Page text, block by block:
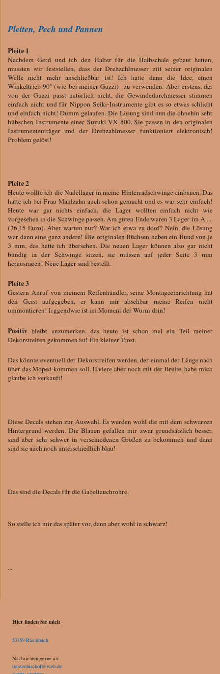
Pleiten, Pech und Pannen
Pleite 1
Nachdem Gerd und ich den Halter für die Halbschale gebaut hatten,
mussten wir feststellen, dass der Drehzahlmesser mit seiner originalen
Welle nicht mehr anschließbar ist! Ich hatte dann die Idee, einen
Winkeltrieb 90° (wie bei meiner Guzzi) zu verwenden. Aber erstens, der
von der Guzzi passt natürlich nicht, die Gewindedurchmesser stimmen
einfach nicht und für Nippon Seiki-Instrumente gibt es so etwas schlicht
und einfach nicht! Dumm gelaufen. Die Lösung sind nun die ohnehin sehr
hübschen Instrumente einer Suzuki VX 800. Sie passen in den originalen
Instrumententräger und der Drehzahlmesser funktioniert elektronisch!
Problem gelöst!
Pleite 2
Heute wollte ich die Nadellager in meine Hinterradschwinge einbauen. Das
hatte ich bei Frau Mahlzahn auch schon gemacht und es war sehr einfach!
Heute war gar nichts einfach, die Lager wollten einfach nicht wie
vorgesehen in die Schwinge passen. Am guten Ende waren 3 Lager im A ....
(36,45 Euro). Aber warum nur? War ich etwa zu doof? Nein, die Lösung
war dann eine ganz andere! Die originalen Büchsen haben ein Bund von je
3 mm, das hatte ich übersehen. Die neuen Lager können also gar nicht
bündig in der Schwinge sitzen, sie müssen auf jeder Seite 3 mm
herausragen! Neue Lager sind bestellt.
Pleite 3
Gestern Anruf von meinem Reifenhändler, seine Montageeinrichtung hat
den Geist aufgegeben, er kann mir absehbar meine Reifen nicht
ummontieren! Irggendwie ist im Moment der Wurm drin!
Positiv bleibt anzumerken, das heute ist schon mal ein Teil meiner
Dekorstreifen gekommen ist! Ein kleiner Trost.
Das könnte eventuell der Dekorstreifen werden, der einmal der Länge nach
über das Moped kommen soll. Hadere aber noch mit der Breite, habe mich
glaube ich verkauft!
Diese Decals stehen zur Auswahl. Es werden wohl die mit dem schwarzen
Hintergrund werden. Die Blauen gefallen mir zwar grundsätzlich besser,
sind aber sehr schwer in verschiedenen Größen zu bekommen und dann
sind sie auch noch unterschiedlich blau!
Das sind die Decals für die Gabeltauchrohre.
So stelle ich mir das später vor, dann aber wohl in schwarz!
...
Hier finden Sie mich
53359 Rheinbach
Nachrichten gerne an:
torstenbischof@web.de